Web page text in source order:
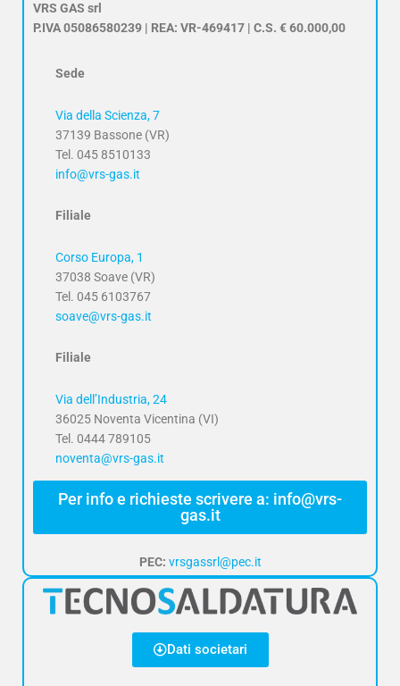
VRS GAS srl
P.IVA 05086580239 | REA: VR-469417 | C.S. € 60.000,00
Sede
Via della Scienza, 7
37139 Bassone (VR)
Tel. 045 8510133
info@vrs-gas.it
Filiale
Corso Europa, 1
37038 Soave (VR)
Tel. 045 6103767
soave@vrs-gas.it
Filiale
Via dell’Industria, 24
36025 Noventa Vicentina (VI)
Tel. 0444 789105
noventa@vrs-gas.it
Per info e richieste scrivere a: info@vrs-
gas.it
PEC: vrsgassrl@pec.it
Dati societari